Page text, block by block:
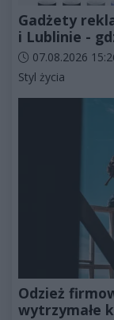
Gadżety
i Lublinie -
Data dodania
07.08.2026
Kategorie artykułu:
Styl życia
Odzież
wytrzymałe